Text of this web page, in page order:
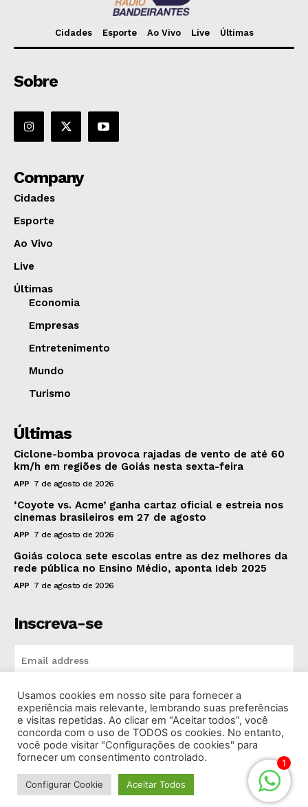
Cidades Esporte Ao Vivo Live Últimas
Sobre
Company
Cidades
Esporte
Ao Vivo
Live
Últimas
Economia
Empresas
Entretenimento
Mundo
Turismo
Últimas
Ciclone-bomba provoca rajadas de vento de até 60
km/h em regiões de Goiás nesta sexta-feira
APP 7 de agosto de 2026
‘Coyote vs. Acme’ ganha cartaz oficial e estreia nos
cinemas brasileiros em 27 de agosto
APP 7 de agosto de 2026
Goiás coloca sete escolas entre as dez melhores da
rede pública no Ensino Médio, aponta Ideb 2025
APP 7 de agosto de 2026
Inscreva-se
INSCREVA-SE
I've read and accept the Privacy Policy.
© 2026 Rádio Bandeirantes Goiânia. Todos os Direitos
Reservados.
1
Usamos cookies em nosso site para fornecer a
experiência mais relevante, lembrando suas preferências
e visitas repetidas. Ao clicar em “Aceitar todos”, você
concorda com o uso de TODOS os cookies. No entanto,
você pode visitar "Configurações de cookies" para
fornecer um consentimento controlado.
Configurar Cookie Aceitar Todos